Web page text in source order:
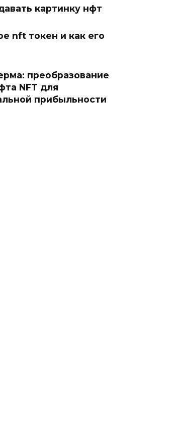
картинку нфт
nft токен и как его
преобразование
NFT для
прибыльности